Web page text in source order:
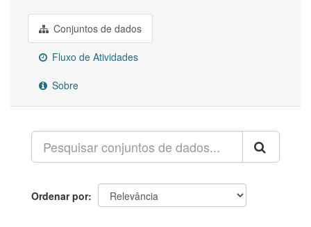
Conjuntos de dados
Fluxo de Atividades
Sobre
Ordenar por